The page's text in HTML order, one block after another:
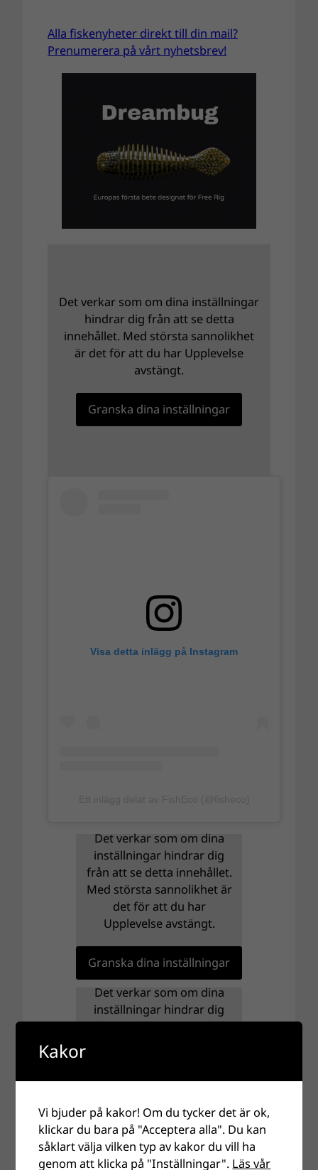
Alla fiskenyheter direkt till din mail?
Prenumerera på vårt nyhetsbrev!
Det verkar som om dina inställningar
hindrar dig från att se detta
innehållet. Med största sannolikhet
är det för att du har Upplevelse
avstängt.
Granska dina inställningar
Visa detta inlägg på Instagram
Det verkar som om dina
inställningar hindrar dig
från att se detta innehållet.
Med största sannolikhet är
det för att du har
Upplevelse avstängt.
Granska dina inställningar
Det verkar som om dina
inställningar hindrar dig
från att se detta innehållet.
Upplevelse avstängt.
Granska dina inställningar
Kakor
Vi bjuder på kakor! Om du tycker det är ok,
klickar du bara på "Acceptera alla". Du kan
såklart välja vilken typ av kakor du vill ha
genom att klicka på "Inställningar". Läs vår